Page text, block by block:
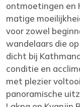
ontmoetingen en
matige
voor zowel
wandelaars die
dicht bij
conditie en
met plezier
panoramische